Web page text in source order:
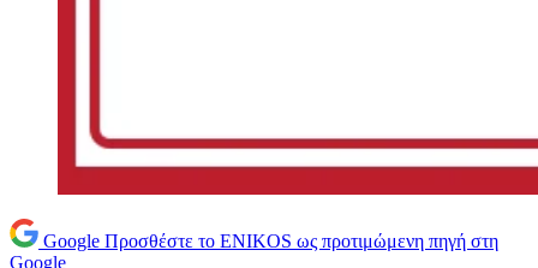
Google Προσθέστε το ENIKOS ως προτιμώμενη πηγή στη
Google